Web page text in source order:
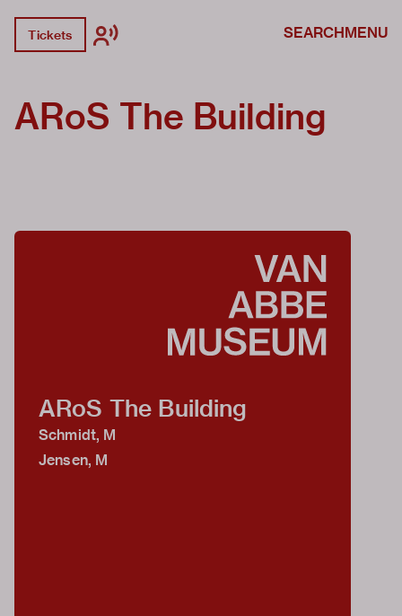
Tickets SEARCHMENU
ARoS The Building
ARoS The Building
Schmidt, M
Jensen, M